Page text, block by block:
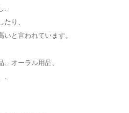
り、
と言われています。
オーラル用品、